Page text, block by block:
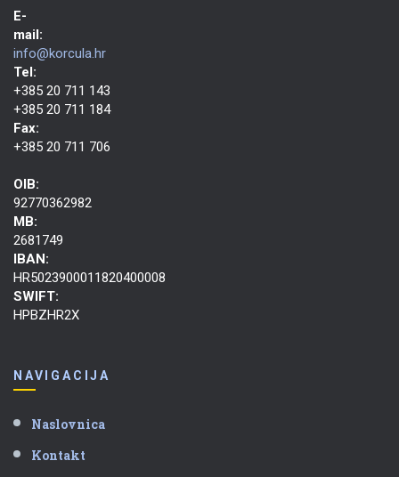
E-
mail:
info@korcula.hr
Tel:
+385 20 711 143
+385 20 711 184
Fax:
+385 20 711 706
OIB:
92770362982
MB:
2681749
IBAN:
HR5023900011820400008
SWIFT:
HPBZHR2X
NAVIGACIJA
Naslovnica
Kontakt